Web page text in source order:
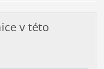
v této